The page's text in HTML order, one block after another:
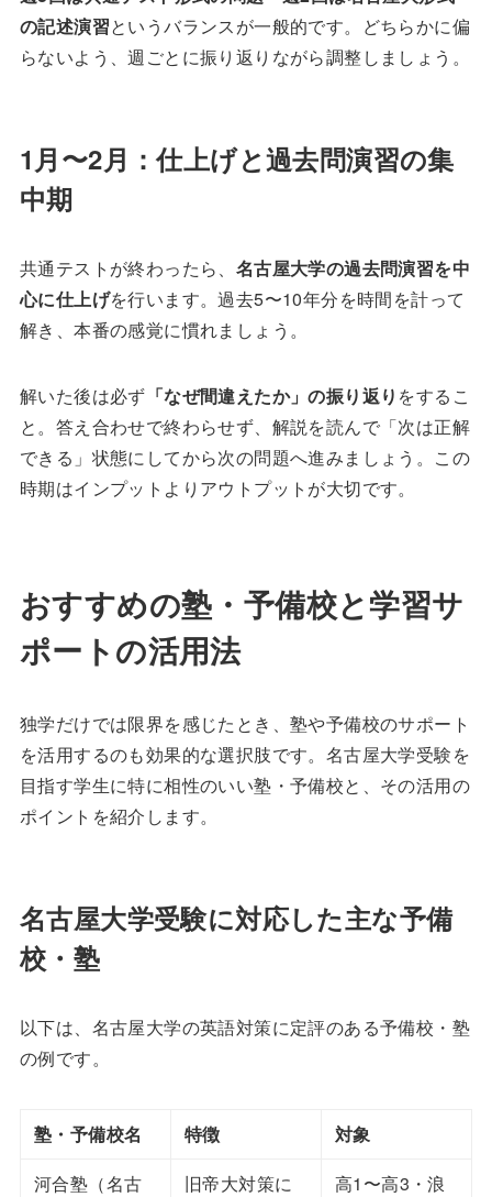
の記述演習というバランスが一般的です。どちらかに偏
らないよう、週ごとに振り返りながら調整しましょう。
1月〜2月：仕上げと過去問演習の集
中期
共通テストが終わったら、 名古屋大学の過去問演習を中
心に仕上げを行います。過去5〜10年分を時間を計って
解き、本番の感覚に慣れましょう。
解いた後は必ず 「なぜ間違えたか」の振り返り をするこ
と。答え合わせで終わらせず、解説を読んで「次は正解
できる」状態にしてから次の問題へ進みましょう。この
時期はインプットよりアウトプットが大切です。
おすすめの塾・予備校と学習サ
ポートの活用法
独学だけでは限界を感じたとき、塾や予備校のサポート
を活用するのも効果的な選択肢です。名古屋大学受験を
目指す学生に特に相性のいい塾・予備校と、その活用の
ポイントを紹介します。
名古屋大学受験に対応した主な予備
校・塾
以下は、名古屋大学の英語対策に定評のある予備校・塾
の例です。
塾・予備校名 特徴
対象
河合塾（名古
旧帝大対策に
高1〜高3・浪